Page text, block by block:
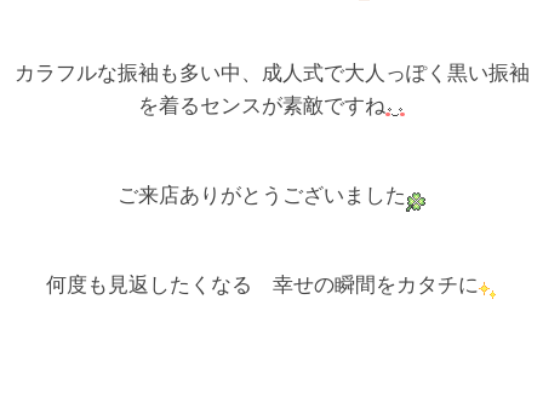
カラフルな振袖も多い中、成人式で大人っぽく黒い振袖
を着るセンスが素敵ですね
ご来店ありがとうございました
何度も見返したくなる 幸せの瞬間をカタチに